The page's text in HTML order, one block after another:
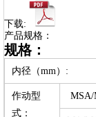
下载:
产品规格：
规格：
内径（mm）:
作动型
式：
MSA/